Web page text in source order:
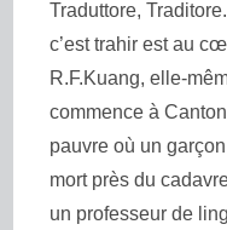
Traduttore,
c’est trahir est au
R.F.Kuang, elle-
commence à
pauvre où un
mort près du
un professeur de